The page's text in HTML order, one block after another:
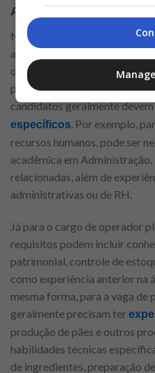
Assaí Atacadista
No Assaí Atacadista, algumas
aberto incluem posições como
operador pleno de prevenção
planejamento. Para ser
candidatos geralmente
específicos. Por exemplo,
recursos humanos, pode ser
acadêmica em
relacionadas, além de
administrativas ou de RH.
Já para o cargo de operador
requisitos podem incluir
patrimonial, controle de
como experiência anterior na
mesma forma, para a vaga de
geralmente precisam ter
produção de pães e outros
habilidades técnicas
de ingredientes, preparação